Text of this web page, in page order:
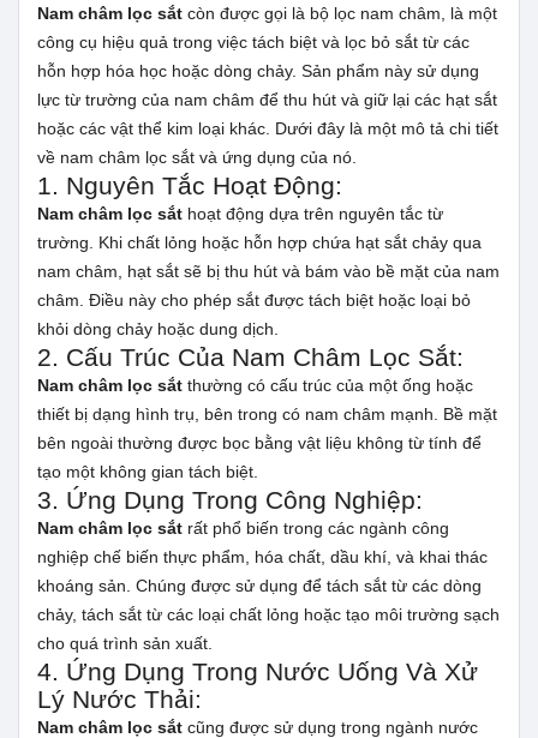
Nam châm lọc sắt còn được gọi là bộ lọc nam châm, là một
công cụ hiệu quả trong việc tách biệt và lọc bỏ sắt từ các
hỗn hợp hóa học hoặc dòng chảy. Sản phẩm này sử dụng
lực từ trường của nam châm để thu hút và giữ lại các hạt sắt
hoặc các vật thể kim loại khác. Dưới đây là một mô tả chi tiết
về nam châm lọc sắt và ứng dụng của nó.
1. Nguyên Tắc Hoạt Động:
Nam châm lọc sắt hoạt động dựa trên nguyên tắc từ
trường. Khi chất lỏng hoặc hỗn hợp chứa hạt sắt chảy qua
nam châm, hạt sắt sẽ bị thu hút và bám vào bề mặt của nam
châm. Điều này cho phép sắt được tách biệt hoặc loại bỏ
khỏi dòng chảy hoặc dung dịch.
2. Cấu Trúc Của Nam Châm Lọc Sắt:
Nam châm lọc sắt thường có cấu trúc của một ống hoặc
thiết bị dạng hình trụ, bên trong có nam châm mạnh. Bề mặt
bên ngoài thường được bọc bằng vật liệu không từ tính để
tạo một không gian tách biệt.
3. Ứng Dụng Trong Công Nghiệp:
Nam châm lọc sắt rất phổ biến trong các ngành công
nghiệp chế biến thực phẩm, hóa chất, dầu khí, và khai thác
khoáng sản. Chúng được sử dụng để tách sắt từ các dòng
chảy, tách sắt từ các loại chất lỏng hoặc tạo môi trường sạch
cho quá trình sản xuất.
4. Ứng Dụng Trong Nước Uống Và Xử
Lý Nước Thải:
Nam châm lọc sắt cũng được sử dụng trong ngành nước